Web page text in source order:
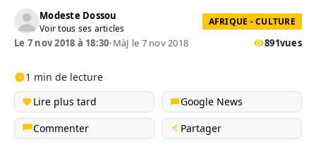
Modeste Dossou
Voir tous ses articles
AFRIQUE - CULTURE
Le 7 nov 2018 à 18:30•MàJ le 7 nov 2018 891vues
1 min de lecture
Lire plus tard
Google News
Commenter
Partager